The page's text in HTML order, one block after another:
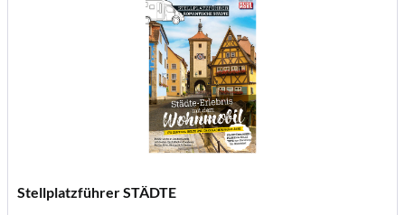
Stellplatzführer STÄDTE